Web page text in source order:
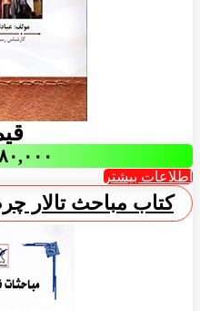
اطلاعات بیشتر
کتاب مباحث تالار